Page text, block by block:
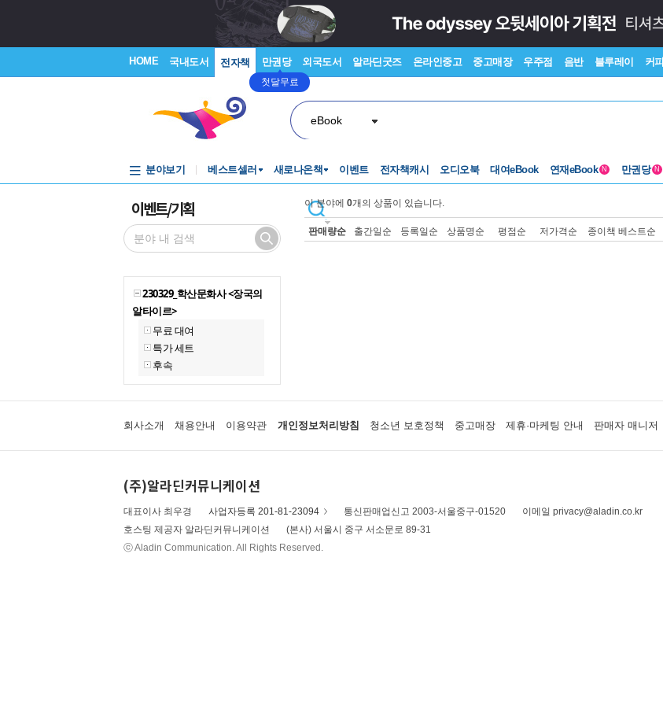
HOME 국내도서 전자책 만권당
첫달무료
외국도서 알라딘굿즈 온라인중고 중고매장 우주점 음반 블루레이 커피
eBook
분야보기 베스트셀러 새로나온책 이벤트 전자책캐시 오디오북 대여eBook 연재eBook N 만권당 N
이벤트/기획
230329_학산문화사 <장국의
알타이르>
무료 대여
특가 세트
후속
이 분야에 0개의 상품이 있습니다.
판매량순 출간일순 등록일순 상품명순 평점순 저가격순 종이책 베스트순
회사소개 채용안내 이용약관 개인정보처리방침 청소년 보호정책 중고매장 제휴·마케팅 안내 판매자 매니저
(주)알라딘커뮤니케이션
대표이사 최우경 사업자등록 201-81-23094 통신판매업신고 2003-서울중구-01520
이메일 privacy@aladin.co.kr
호스팅 제공자 알라딘커뮤니케이션
(본사) 서울시 중구 서소문로 89-31
ⓒ Aladin Communication. All Rights Reserved.